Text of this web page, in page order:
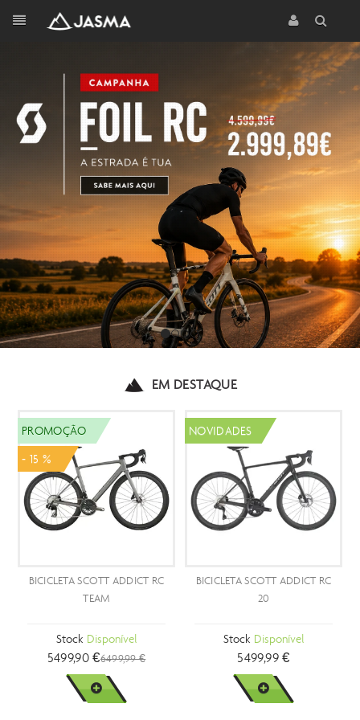
EM DESTAQUE
PROMOÇÃO
- 15 %
BICICLETA SCOTT ADDICT RC
TEAM
Stock Disponível
5499,90 €6499,99 €
VER MAIS
NOVIDADES
BICICLETA SCOTT ADDICT RC
Stock Disponível
5499,99 €
VER MAIS